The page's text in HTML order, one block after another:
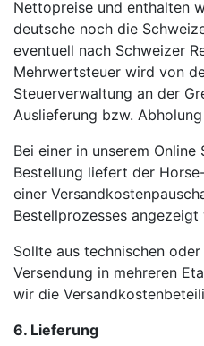
Nettopreise und enthalten
deutsche noch die
eventuell nach Schweizer
Mehrwertsteuer wird von
Steuerverwaltung an der
Auslieferung bzw.
Bei einer in unserem
Bestellung liefert der
einer
Bestellprozesses angezeigt
Sollte aus technischen
Versendung in mehreren
wir die
6. Lieferung